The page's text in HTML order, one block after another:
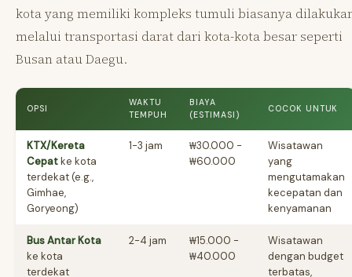
kota yang memiliki kompleks tumuli biasanya
melalui transportasi darat dari kota-kota besar seperti
Busan atau Daegu.
OPSI
WAKTU
TEMPUH
BIAYA
(ESTIMASI)
COCOK UNTUK
KTX/Kereta
Cepatke kota
terdekat (e.g.,
Gimhae,
Goryeong)
1-3 jam
₩30.000 -
₩60.000
Wisatawan
yang
mengutamakan
kecepatan dan
kenyamanan
Bus Antar Kota
ke kota
terdekat
2-4 jam
₩15.000 -
₩40.000
Wisatawan
dengan budget
terbatas,